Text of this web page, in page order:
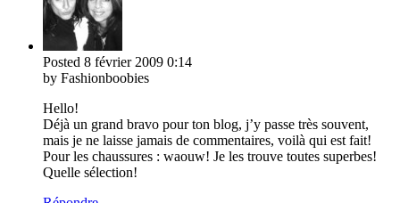
Posted 8 février 2009 0:14
by Fashionboobies
Hello!
Déjà un grand bravo pour ton blog, j’y passe très souvent,
mais je ne laisse jamais de commentaires, voilà qui est fait!
Pour les chaussures : waouw! Je les trouve toutes superbes!
Quelle sélection!